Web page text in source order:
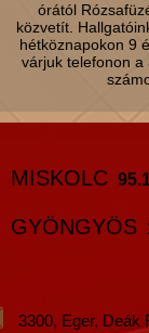
órától
közvetít.
hétköznapokon 9
várjuk telefonon
MISKOLC
GYÖNGYÖS
3300, Eger, Deák